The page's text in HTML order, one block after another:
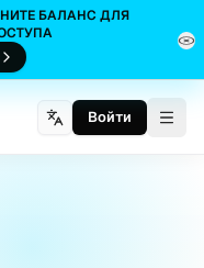
БАЛАНС ДЛЯ
Войти